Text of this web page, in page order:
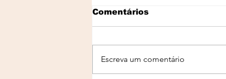
Comentários
Escreva um comentário